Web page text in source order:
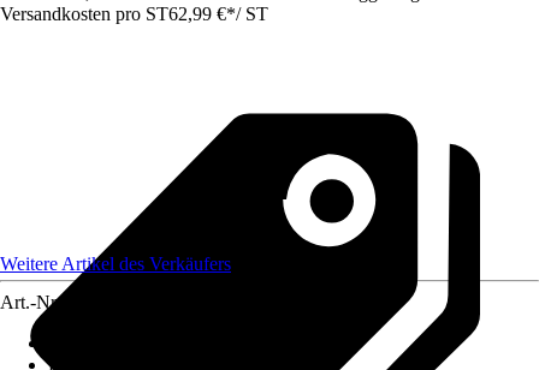
Versandkosten pro ST62,99 €*/ ST
Weitere Artikel des Verkäufers
Art.-Nr.
Höhe